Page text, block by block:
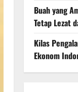
Buah yang
Tetap Lezat
Kilas
Ekonom